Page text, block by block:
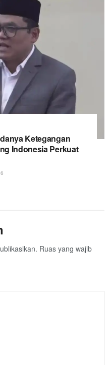
Ketegangan
Indonesia Perkuat
Ruas yang wajib